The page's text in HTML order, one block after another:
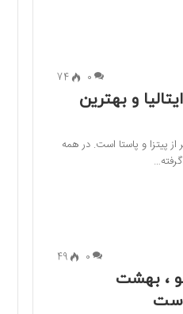
0
74
و بهترین
از پیتزا و پاستا است. در همه
0
49
، بهشت